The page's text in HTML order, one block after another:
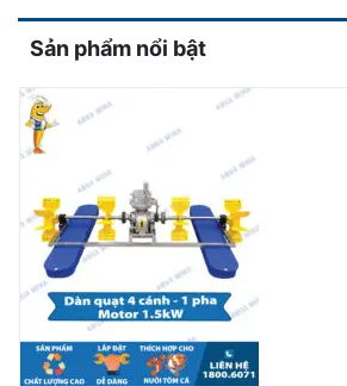
Sản phẩm nổi bật